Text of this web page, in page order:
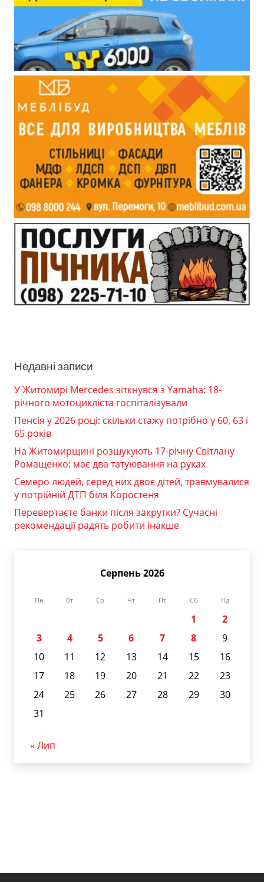
Недавні записи
У Житомирі Mercedes зіткнувся з Yamaha: 18-
річного мотоцикліста госпіталізували
Пенсія у 2026 році: скільки стажу потрібно у 60, 63 і
65 років
На Житомирщині розшукують 17-річну Світлану
Ромащенко: має два татуювання на руках
Семеро людей, серед них двоє дітей, травмувалися
у потрійній ДТП біля Коростеня
Перевертаєте банки після закрутки? Сучасні
рекомендації радять робити інакше
Серпень 2026
Пн Вт Ср Чт Пт Сб Нд
1
2
3
4 5 6 7 8
9
10
11 12 13 14 15
16
17
18 19 20 21 22
23
24
25 26 27 28 29
30
31
« Лип